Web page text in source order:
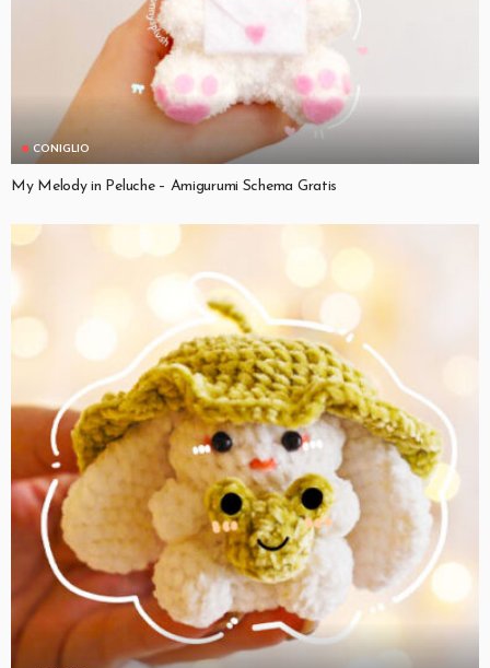
CONIGLIO
My Melody in Peluche – Amigurumi Schema Gratis